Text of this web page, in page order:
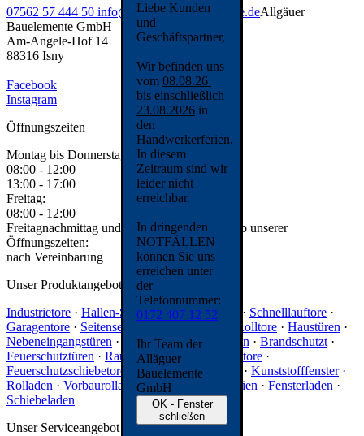
Liebe Kunden
und
Geschäftspartner,
Wir befinden uns
vom 08.08.26
bis einschließlich
23.08.2026 in
den
Handwerkerferien.
In diesem
Zeitraum sind wir
leider nicht
erreichbar.
In dringenden
NOTFÄLLEN
können Sie uns
erreichen unter
der
Telefonnummer:
0172 407 12 52
Ihr Team der
Alläguer
Bauelemente
GmbH
OK - Fenster
schließen
07562 57 444 50 info@allgaeuer-bauelemente.deAllgäuer
Bauelemente GmbH
Am-Angele-Hof 14
88316 Isny
Facebook
Instagram
Öffnungszeiten
Montag bis Donnerstag:
08:00 - 12:00
13:00 - 17:00
Freitag:
08:00 - 12:00
Freitagnachmittag und Samstag und Außerhalb unserer
Öffnungszeiten:
nach Vereinbarung
Unser Produktangebot
Industrietore · Hallen-Sektionaltore ·Rolltore · Schnelllauftore ·
Garagentore · Seitensektionaltore Garagen-Rolltore · Haustüren ·
Nebeneingangstüren · Zimmertüren·Glastüren · Brandschutzt ·
Feuerschutztüren · Rauchschutz· Feuerschutztore ·
Feuerschutzschiebetore
Feuerschutzvorhang · Kunststofffenster·
Rolladen · Vorbaurolladen·Raffstore Jalousien · Fensterladen ·
Schiebeladen
Unser Serviceangebot